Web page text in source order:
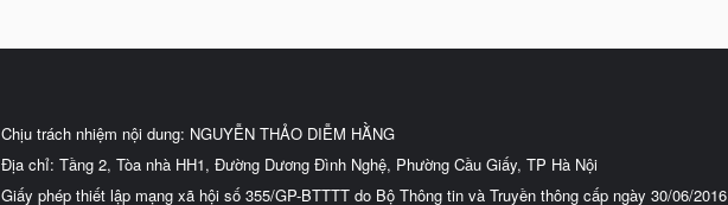
Chịu trách nhiệm nội dung: NGUYỄN THẢO DIỄM HẰNG
Địa chỉ: Tầng 2, Tòa nhà HH1, Đường Dương Đình Nghệ, Phường Cầu Giấy, TP Hà Nội
Giấy phép thiết lập mạng xã hội số 355/GP-BTTTT do Bộ Thông tin và Truyền thông cấp ngày 30/06/2016